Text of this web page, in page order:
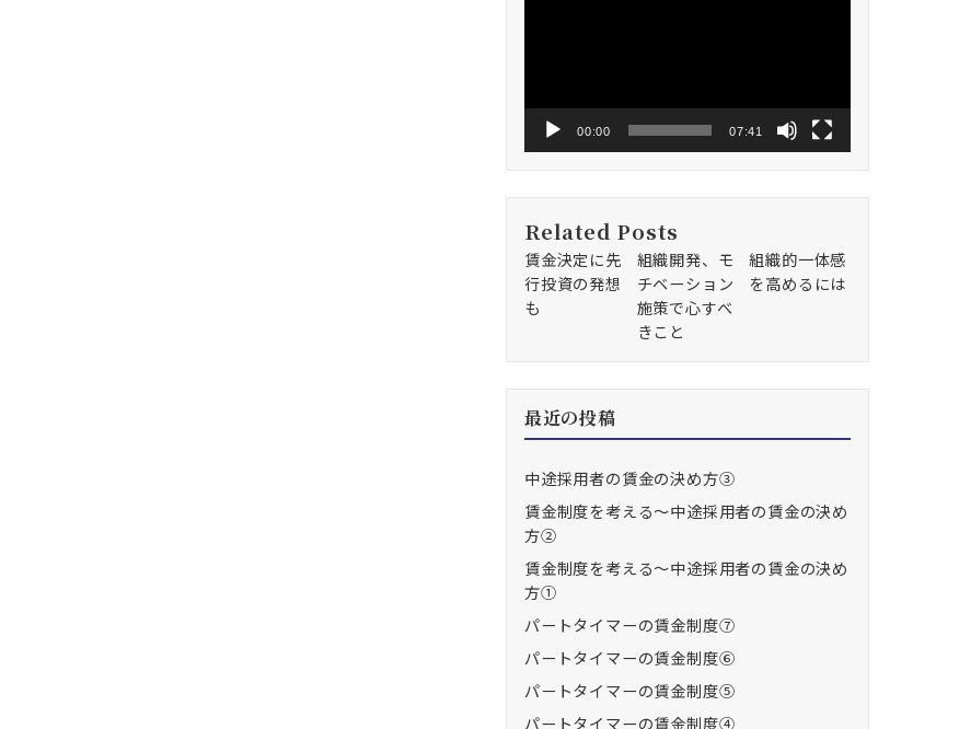
00:00 07:41
Related Posts
賃金決定に先
行投資の発想
も
組織開発、モ
チベーション
施策で心すべ
きこと
組織的一体感
を高めるには
最近の投稿
中途採用者の賃金の決め方③
賃金制度を考える～中途採用者の賃金の決め
方②
賃金制度を考える～中途採用者の賃金の決め
方①
パートタイマーの賃金制度⑦
パートタイマーの賃金制度⑥
パートタイマーの賃金制度⑤
パートタイマーの賃金制度④